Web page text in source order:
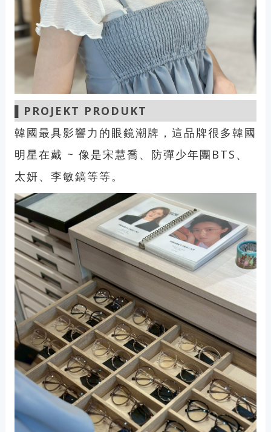
PROJEKT PRODUKT
韓國最具影響力的眼鏡潮牌，這品牌很多韓國
明星在戴 ~ 像是宋慧喬、防彈少年團BTS、
太妍、李敏鎬等等。